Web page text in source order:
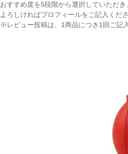
おすすめ度を5段階から選択していただ
よろしければプロフィールをご記入くださ
※レビュー投稿は、1商品につき1回ご記